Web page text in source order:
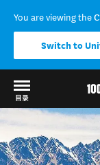
You are viewing the
Switch to
目录